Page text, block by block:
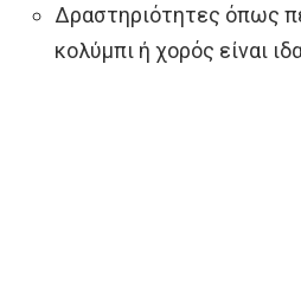
Δραστηριότητες όπως
κολύμπι ή χορός είναι